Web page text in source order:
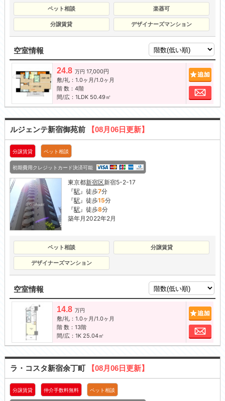
ペット相談 楽器可
分譲賃貸 デザイナーズマンション
空室情報
24.8 万円 17,000円
敷/礼：1.0ヶ月/1.0ヶ月
階 数：4階
間/広：1LDK 50.49㎡
お
ルジェンテ新宿御苑前 【08月06日更新】
分譲賃貸 ペット相談
初期費用クレジットカード決済可能
東京都新宿区新宿5-2-17
『駅』徒歩7分
『駅』徒歩15分
『駅』徒歩8分
築年月2022年2月
ペット相談 分譲賃貸
デザイナーズマンション
空室情報
14.8 万円
敷/礼：1.0ヶ月/1.0ヶ月
階 数：13階
間/広：1K 25.04㎡
お
ラ・コスタ新宿余丁町 【08月06日更新】
分譲賃貸 仲介手数料無料 ペット相談